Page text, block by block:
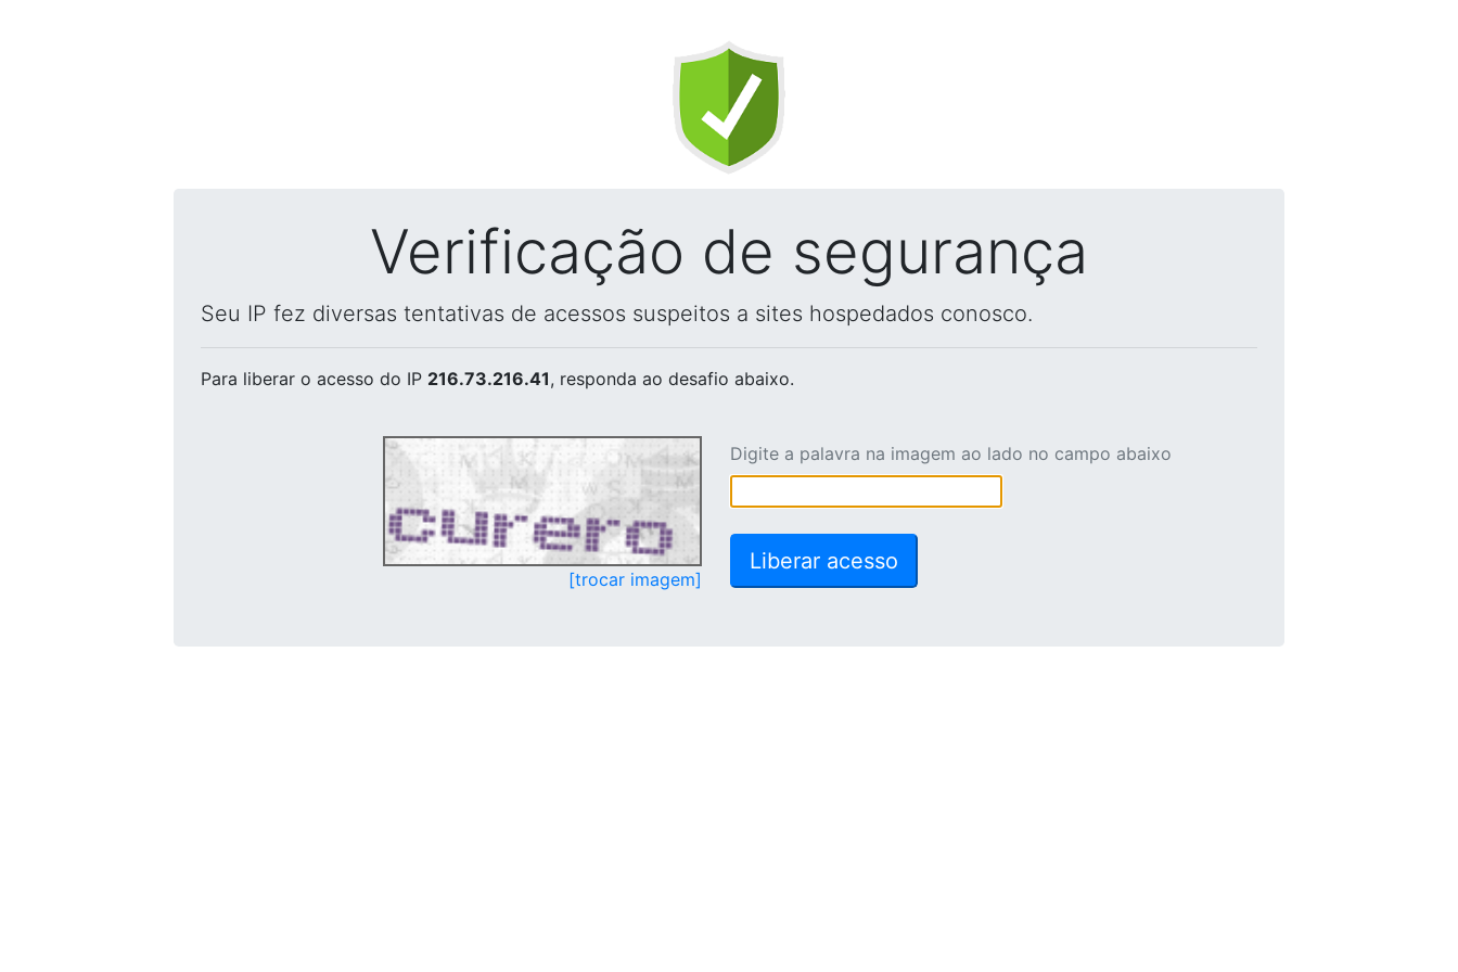
Verificação de segurança
Seu IP fez diversas tentativas de acessos suspeitos a sites hospedados conosco.
Para liberar o acesso do IP 216.73.216.41, responda ao desafio abaixo.
[trocar imagem]
Digite a palavra na imagem ao lado no campo abaixo